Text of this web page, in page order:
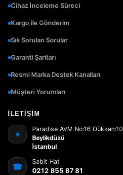
Cihaz İnceleme Süreci
Kargo ile Gönderim
Sık Sorulan Sorular
Garanti Şartları
Resmi Marka Destek Kanalları
Müşteri Yorumları
İLETIŞIM
⌖
Paradise AVM No:16 Dükkan:10
Beylikdüzü
İstanbul
☎
Sabit Hat
0212 855 87 81